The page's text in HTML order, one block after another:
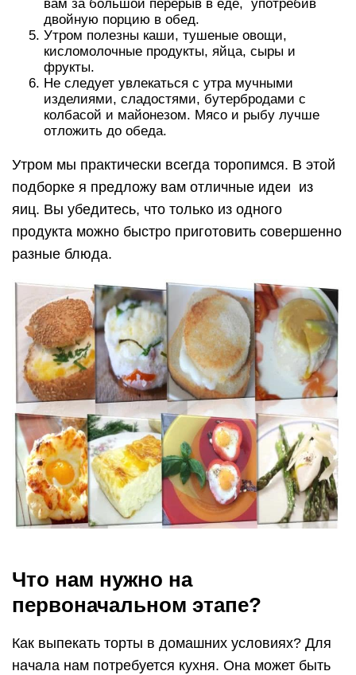
вам за большой перерыв в еде, употребив
двойную порцию в обед.
Утром полезны каши, тушеные овощи,
кисломолочные продукты, яйца, сыры и
фрукты.
Не следует увлекаться с утра мучными
изделиями, сладостями, бутербродами с
колбасой и майонезом. Мясо и рыбу лучше
отложить до обеда.
Утром мы практически всегда торопимся. В этой
подборке я предложу вам отличные идеи из
яиц. Вы убедитесь, что только из одного
продукта можно быстро приготовить совершенно
разные блюда.
Что нам нужно на
первоначальном этапе?
Как выпекать торты в домашних условиях? Для
начала нам потребуется кухня. Она может быть